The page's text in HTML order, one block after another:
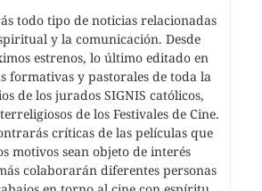
todo tipo de noticias relacionadas
y la comunicación. Desde
estrenos, lo último editado en
formativas y pastorales de toda la
de los jurados SIGNIS católicos,
de los Festivales de Cine.
críticas de las películas que
motivos sean objeto de interés
colaborarán diferentes personas